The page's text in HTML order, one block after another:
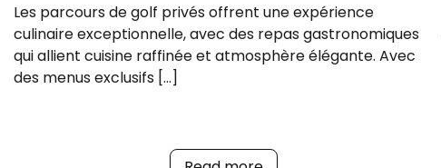
Les parcours de golf privés offrent une expérience
culinaire exceptionnelle, avec des repas gastronomiques
qui allient cuisine raffinée et atmosphère élégante. Avec
des menus exclusifs […]